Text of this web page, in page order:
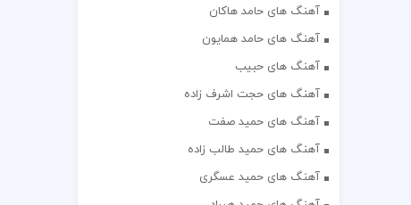
آهنگ های حامد هاکان
آهنگ های حامد همایون
آهنگ های حبیب
آهنگ های حجت اشرف زاده
آهنگ های حمید صفت
آهنگ های حمید طالب زاده
آهنگ های حمید عسگری